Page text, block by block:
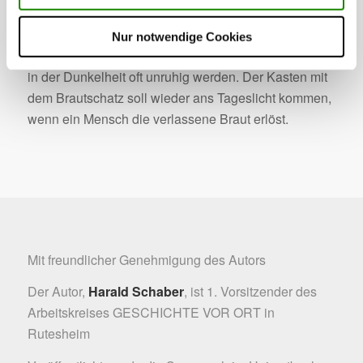
Nur notwendige Cookies
Sage, sei bei Nacht oft ein Lichtlein zu sehen. Der
Schäfer geht nicht gern in die Wengert, weil die
Schafe im Pferch in der Nähe des früheren Gumpens
in der Dunkelheit oft unruhig werden. Der Kasten mit
dem Brautschatz soll wieder ans Tageslicht kommen,
wenn ein Mensch die verlassene Braut erlöst.
Mit freundlicher Genehmigung des Autors
Der Autor, Harald Schaber, ist 1. Vorsitzender des
ArbeitskreisesGESCHICHTE VOR ORTin
Rutesheim